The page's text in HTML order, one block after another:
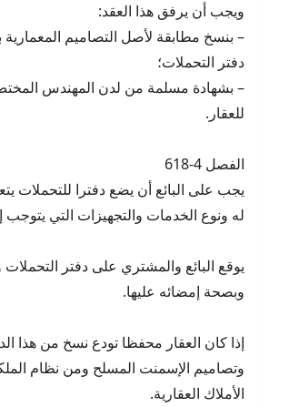
ويجب أن يرفق هذا العقد:
– بنسخ مطابقة لأصل التصاميم
دفتر التحملات؛
– بشهادة مسلمة من لدن المهندس
للعقار.
الفصل 4-618
يجب على البائع أن يضع دفترا للتحملات
له ونوع الخدمات والتجهيزات التي يتوجب
يوقع البائع والمشتري على دفتر
وبصحة إمضائه عليها.
إذا كان العقار محفظا تودع نسخ من هذا
وتصاميم الإسمنت المسلح ومن نظام
الأملاك العقارية.